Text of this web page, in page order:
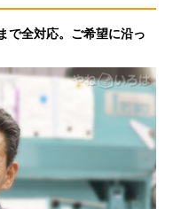
で全対応。ご希望に沿っ